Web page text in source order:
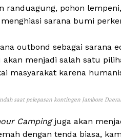
randuagung, pohon
sarana bumi
outbond sebagai sarana
menjadi salah satu
masyarakat karena
saat pelepasan kontingen Jambore
Campingjuga akan
dengan tenda biasa,